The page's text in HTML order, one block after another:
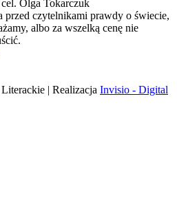
Olga Tokarczuk
przed czytelnikami prawdy o świecie,
albo za wszelką cenę nie
| Realizacja Invisio - Digital